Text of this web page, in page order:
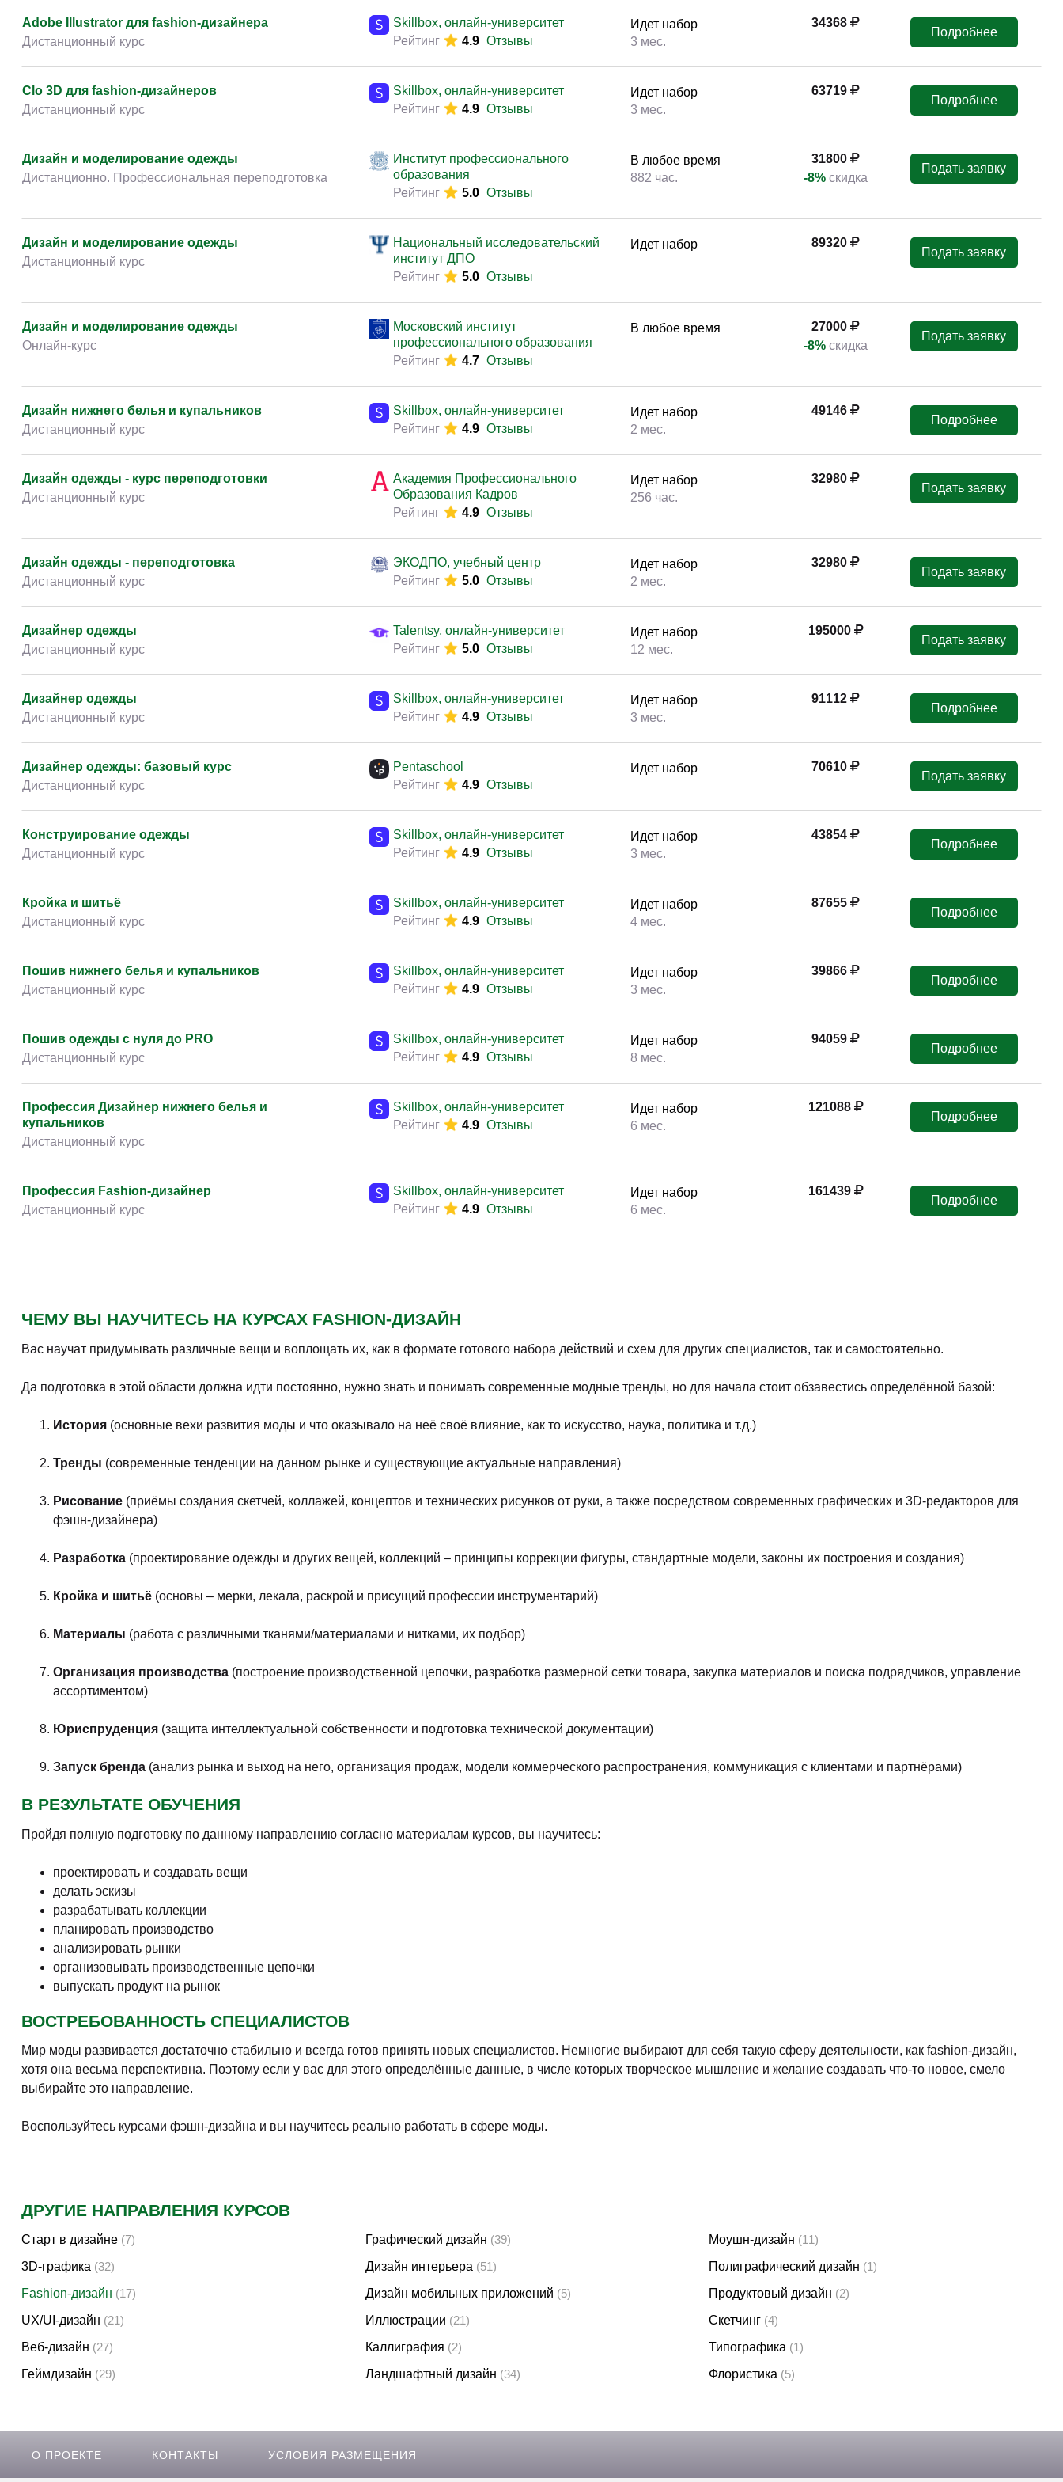
Детские / подростковые (151)
Прочее (2862)
w ...
Логистика и снабжение (250)
Делопроизводство / секретариат / АХО (131)
Безопасность (205)
Adobe Illustrator для fashion-дизайнера
Дистанционный курс
Skillbox, онлайн-университет
Рейтинг
4.9 Отзывы
Идет набор
3 мес.
34368
Подробнее
Clo 3D для fashion-дизайнеров
Дистанционный курс
Skillbox, онлайн-университет
Рейтинг
4.9 Отзывы
Идет набор
3 мес.
63719
Подробнее
Дизайн и моделирование одежды
Дистанционно. Профессиональная переподготовка
Институт профессионального
образования
Рейтинг
5.0 Отзывы
В любое время
882 час.
31800
-8% скидка
Подать заявку
Дизайн и моделирование одежды
Дистанционный курс
Национальный исследовательский
институт ДПО
Рейтинг
5.0 Отзывы
Идет набор 89320
Подать заявку
Дизайн и моделирование одежды
Онлайн-курс
Московский институт
профессионального образования
Рейтинг
4.7 Отзывы
В любое время
27000
-8% скидка
Подать заявку
Дизайн нижнего белья и купальников
Дистанционный курс
Skillbox, онлайн-университет
Рейтинг
4.9 Отзывы
Идет набор
2 мес.
49146
Подробнее
Дизайн одежды - курс переподготовки
Дистанционный курс
Академия Профессионального
Образования Кадров
Рейтинг
4.9 Отзывы
Идет набор
256 час.
32980
Подать заявку
Дизайн одежды - переподготовка
Дистанционный курс
ЭКОДПО, учебный центр
Рейтинг
5.0 Отзывы
Идет набор
2 мес.
32980
Подать заявку
Дизайнер одежды
Дистанционный курс
Talentsy, онлайн-университет
Рейтинг
5.0 Отзывы
Идет набор
12 мес.
195000
Подать заявку
Дизайнер одежды
Дистанционный курс
Skillbox, онлайн-университет
Рейтинг
4.9 Отзывы
Идет набор
3 мес.
91112
Подробнее
Дизайнер одежды: базовый курс
Дистанционный курс
Pentaschool
Рейтинг
4.9 Отзывы
Идет набор 70610
Подать заявку
Конструирование одежды
Дистанционный курс
Skillbox, онлайн-университет
Рейтинг
4.9 Отзывы
Идет набор
3 мес.
43854
Подробнее
Кройка и шитьё
Дистанционный курс
Skillbox, онлайн-университет
Рейтинг
4.9 Отзывы
Идет набор
4 мес.
87655
Подробнее
Пошив нижнего белья и купальников
Дистанционный курс
Skillbox, онлайн-университет
Рейтинг
4.9 Отзывы
Идет набор
3 мес.
39866
Подробнее
Пошив одежды с нуля до PRO
Дистанционный курс
Skillbox, онлайн-университет
Рейтинг
4.9 Отзывы
Идет набор
8 мес.
94059
Подробнее
Профессия Дизайнер нижнего белья и
купальников
Дистанционный курс
Skillbox, онлайн-университет
Рейтинг
4.9 Отзывы
Идет набор
6 мес.
121088
Подробнее
Профессия Fashion-дизайнер
Дистанционный курс
Skillbox, онлайн-университет
Рейтинг
4.9 Отзывы
Идет набор
6 мес.
161439
Подробнее
ЧЕМУ ВЫ НАУЧИТЕСЬ НА КУРСАХ FASHION-ДИЗАЙН
Вас научат придумывать различные вещи и воплощать их, как в формате готового набора действий и схем для других специалистов, так и самостоятельно.
Да подготовка в этой области должна идти постоянно, нужно знать и понимать современные модные тренды, но для начала стоит обзавестись определённой базой:
История (основные вехи развития моды и что оказывало на неё своё влияние, как то искусство, наука, политика и т.д.)
Тренды (современные тенденции на данном рынке и существующие актуальные направления)
Рисование (приёмы создания скетчей, коллажей, концептов и технических рисунков от руки, а также посредством современных графических и 3D-редакторов для
фэшн-дизайнера)
Разработка (проектирование одежды и других вещей, коллекций – принципы коррекции фигуры, стандартные модели, законы их построения и создания)
Кройка и шитьё (основы – мерки, лекала, раскрой и присущий профессии инструментарий)
Материалы (работа с различными тканями/материалами и нитками, их подбор)
Организация производства (построение производственной цепочки, разработка размерной сетки товара, закупка материалов и поиска подрядчиков, управление
ассортиментом)
Юриспруденция (защита интеллектуальной собственности и подготовка технической документации)
Запуск бренда (анализ рынка и выход на него, организация продаж, модели коммерческого распространения, коммуникация с клиентами и партнёрами)
В РЕЗУЛЬТАТЕ ОБУЧЕНИЯ
Пройдя полную подготовку по данному направлению согласно материалам курсов, вы научитесь:
проектировать и создавать вещи
делать эскизы
разрабатывать коллекции
планировать производство
анализировать рынки
организовывать производственные цепочки
выпускать продукт на рынок
ВОСТРЕБОВАННОСТЬ СПЕЦИАЛИСТОВ
Мир моды развивается достаточно стабильно и всегда готов принять новых специалистов. Немногие выбирают для себя такую сферу деятельности, как fashion-дизайн,
хотя она весьма перспективна. Поэтому если у вас для этого определённые данные, в числе которых творческое мышление и желание создавать что-то новое, смело
выбирайте это направление.
Воспользуйтесь курсами фэшн-дизайна и вы научитесь реально работать в сфере моды.
ДРУГИЕ НАПРАВЛЕНИЯ КУРСОВ
Старт в дизайне (7)
3D-графика (32)
Fashion-дизайн (17)
UX/UI-дизайн (21)
Веб-дизайн (27)
Геймдизайн (29)
Графический дизайн (39)
Дизайн интерьера (51)
Дизайн мобильных приложений (5)
Иллюстрации (21)
Каллиграфия (2)
Ландшафтный дизайн (34)
Моушн-дизайн (11)
Полиграфический дизайн (1)
Продуктовый дизайн (2)
Скетчинг (4)
Типографика (1)
Флористика (5)
О ПРОЕКТЕ КОНТАКТЫ УСЛОВИЯ РАЗМЕЩЕНИЯ